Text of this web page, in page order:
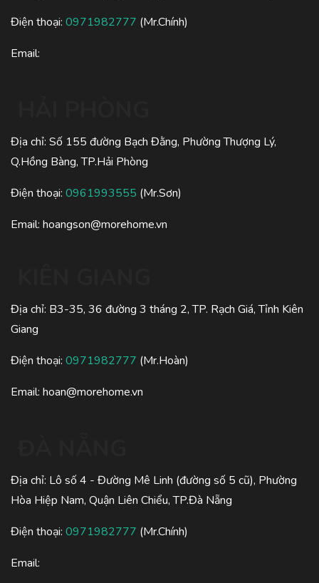
Điện thoại: 0971982777 (Mr.Chính)
Email:
Địa chỉ: Số 155 đường Bạch Đằng, Phường Thượng Lý,
Q.Hồng Bàng, TP.Hải Phòng
Điện thoại: 0961993555 (Mr.Sơn)
Email: hoangson@morehome.vn
Địa chỉ: B3-35, 36 đường 3 tháng 2, TP. Rạch Giá, Tỉnh Kiên
Giang
Điện thoại: 0971982777 (Mr.Hoàn)
Email: hoan@morehome.vn
Địa chỉ: Lô số 4 - Đường Mê Linh (đường số 5 cũ), Phường
Hòa Hiệp Nam, Quận Liên Chiểu, TP.Đà Nẵng
Điện thoại: 0971982777 (Mr.Chính)
Email: